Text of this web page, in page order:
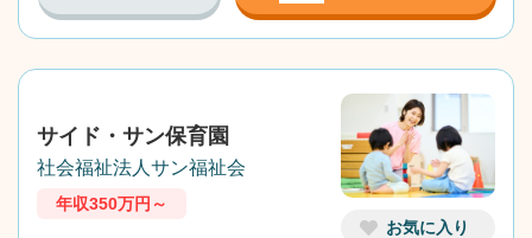
お気に入り
サイド・サン保育園
社会福祉法人サン福祉会
年収350万円～